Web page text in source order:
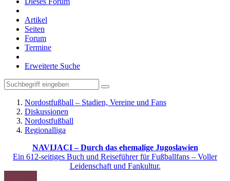
Artikel
Seiten
Forum
Termine
Erweiterte Suche
Nordostfußball – Stadien, Vereine und Fans
Diskussionen
Nordostfußball
Regionalliga
NAVIJACI – Durch das ehemalige Jugoslawien
Ein 612-seitiges Buch und Reiseführer für Fußballfans – Voller
Leidenschaft und Fankultur.